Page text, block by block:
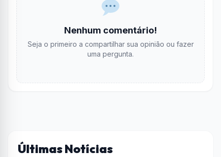
Nenhum comentário!
Seja o primeiro a compartilhar sua opinião ou fazer
uma pergunta.
Últimas Notícias